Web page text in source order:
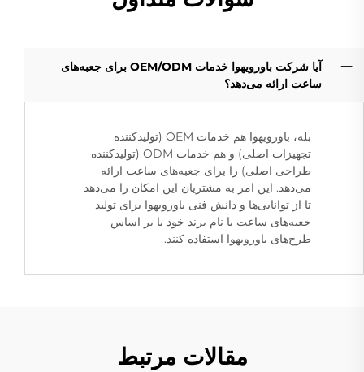
آیا شرکت باورویهوا خدمات OEM/ODM برای جعبه‌های
ساعت ارائه می‌دهد؟
بله، باورویهوا هم خدمات OEM (تولیدکننده
تجهیزات اصلی) و هم خدمات ODM (تولیدکننده
طراحی اصلی) را برای جعبه‌های ساعت ارائه
می‌دهد. این امر به مشتریان این امکان را می‌دهد
تا از توانایی‌ها و دانش فنی باورویهوا برای تولید
جعبه‌های ساعت با نام برند خود یا بر اساس
طرح‌های باورویهوا استفاده کنند.
مقالات مرتبط